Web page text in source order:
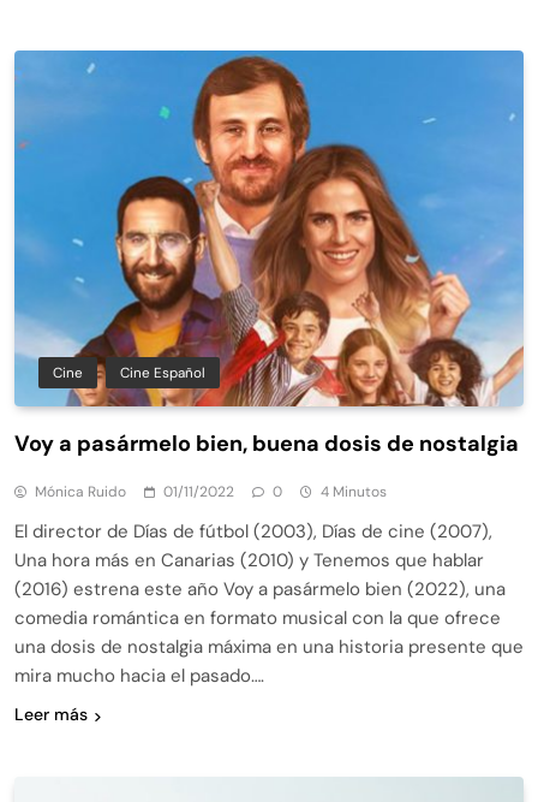
Cine Cine Español
Voy a pasármelo bien, buena dosis de nostalgia
Mónica Ruido 01/11/2022 0 4 Minutos
El director de Días de fútbol (2003), Días de cine (2007),
Una hora más en Canarias (2010) y Tenemos que hablar
(2016) estrena este año Voy a pasármelo bien (2022), una
comedia romántica en formato musical con la que ofrece
una dosis de nostalgia máxima en una historia presente que
mira mucho hacia el pasado….
Leer más